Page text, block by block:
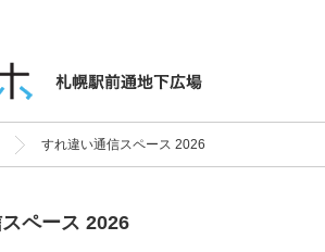
すれ違い通信スペース 2026
ペース 2026